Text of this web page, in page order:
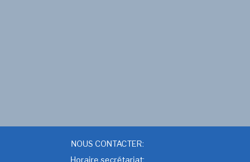
NOUS CONTACTER:
Horaire secrétariat: